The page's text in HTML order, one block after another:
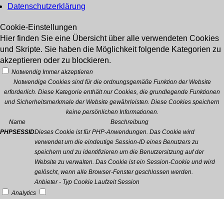
Datenschutzerklärung
Cookie-Einstellungen
Hier finden Sie eine Übersicht über alle verwendeten Cookies
und Skripte. Sie haben die Möglichkeit folgende Kategorien zu
akzeptieren oder zu blockieren.
Notwendig Immer akzeptieren
Notwendige Cookies sind für die ordnungsgemäße Funktion der Website
erforderlich. Diese Kategorie enthält nur Cookies, die grundlegende Funktionen
und Sicherheitsmerkmale der Website gewährleisten. Diese Cookies speichern
keine persönlichen Informationen.
Name
Beschreibung
PHPSESSIDDieses Cookie ist für PHP-Anwendungen. Das Cookie wird
verwendet um die eindeutige Session-ID eines Benutzers zu
speichern und zu identifizieren um die Benutzersitzung auf der
Website zu verwalten. Das Cookie ist ein Session-Cookie und wird
gelöscht, wenn alle Browser-Fenster geschlossen werden.
Anbieter - Typ Cookie Laufzeit Session
Analytics